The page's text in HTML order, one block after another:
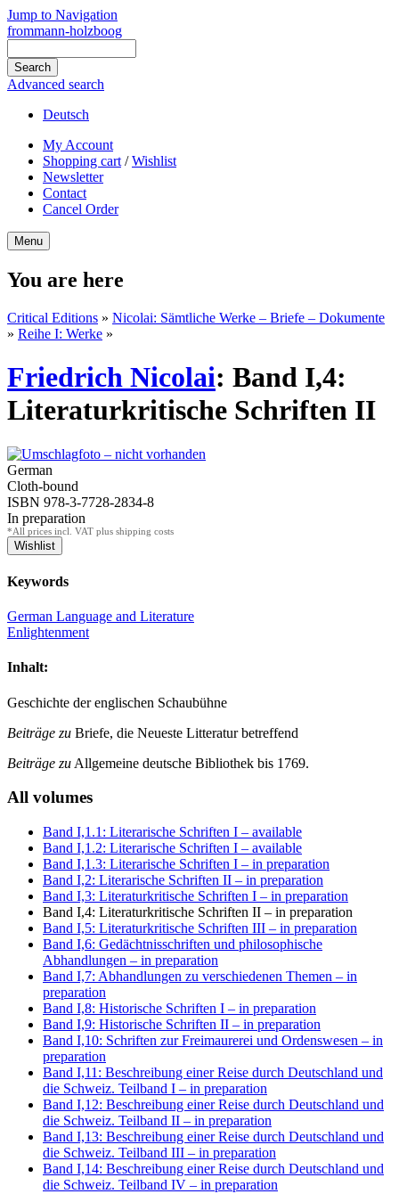
Jump to Navigation
frommann-holzboog
Advanced search
Deutsch
My Account
Shopping cart /Wishlist
Newsletter
Contact
Cancel Order
Menu
You are here
Critical Editions » Nicolai: Sämtliche Werke – Briefe – Dokumente
» Reihe I: Werke »
Friedrich Nicolai: Band I,4:
Literaturkritische Schriften II
German
Cloth-bound
ISBN 978-3-7728-2834-8
In preparation
*All prices incl. VAT plus shipping costs
Keywords
German Language and Literature
Enlightenment
Inhalt:
Geschichte der englischen Schaubühne
Beiträge zu Briefe, die Neueste Litteratur betreffend
Beiträge zu Allgemeine deutsche Bibliothek bis 1769.
All volumes
Band I,1.1: Literarische Schriften I – available
Band I,1.2: Literarische Schriften I – available
Band I,1.3: Literarische Schriften I – in preparation
Band I,2: Literarische Schriften II – in preparation
Band I,3: Literaturkritische Schriften I – in preparation
Band I,4: Literaturkritische Schriften II – in preparation
Band I,5: Literaturkritische Schriften III – in preparation
Band I,6: Gedächtnisschriften und philosophische
Abhandlungen – in preparation
Band I,7: Abhandlungen zu verschiedenen Themen – in
preparation
Band I,8: Historische Schriften I – in preparation
Band I,9: Historische Schriften II – in preparation
Band I,10: Schriften zur Freimaurerei und Ordenswesen – in
preparation
Band I,11: Beschreibung einer Reise durch Deutschland und
die Schweiz. Teilband I – in preparation
Band I,12: Beschreibung einer Reise durch Deutschland und
die Schweiz. Teilband II – in preparation
Band I,13: Beschreibung einer Reise durch Deutschland und
die Schweiz. Teilband III – in preparation
Band I,14: Beschreibung einer Reise durch Deutschland und
die Schweiz. Teilband IV – in preparation